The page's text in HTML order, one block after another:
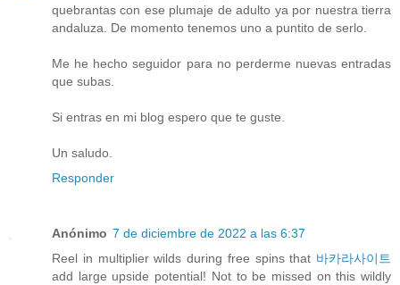
quebrantas con ese plumaje de adulto ya por nuestra tierra
andaluza. De momento tenemos uno a puntito de serlo.
Me he hecho seguidor para no perderme nuevas entradas
que subas.
Si entras en mi blog espero que te guste.
Un saludo.
Responder
Anónimo 7 de diciembre de 2022 a las 6:37
Reel in multiplier wilds during free spins that 바카라사이트
add large upside potential! Not to be missed on this wildly